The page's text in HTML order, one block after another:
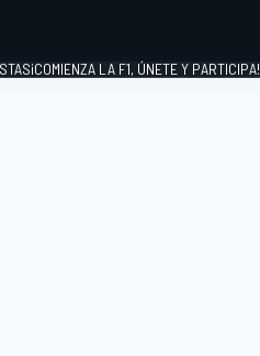
¡COMIENZA LA F1, ÚNETE Y PARTICIPA!